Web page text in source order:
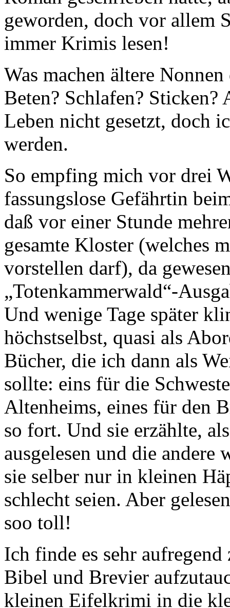
geworden, doch vor allem
immer Krimis lesen!
Was machen ältere
Beten? Schlafen?
Leben nicht gesetzt, doch
werden.
So empfing mich vor drei
fassungslose Gefährtin
daß vor einer Stunde
gesamte Kloster (welches
vorstellen darf), da
„Totenkammerwald“-
Und wenige Tage später
höchstselbst, quasi als
Bücher, die ich dann als
sollte: eins für die
Altenheims, eines für den
so fort. Und sie erzählte,
ausgelesen und die andere
sie selber nur in kleinen
schlecht seien. Aber
soo toll!
Ich finde es sehr
Bibel und Brevier
kleinen Eifelkrimi in die